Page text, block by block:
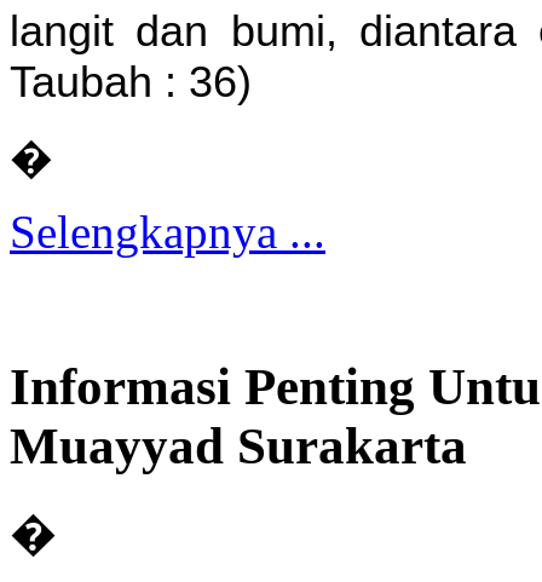
langit dan bumi,
Taubah : 36)
�
Selengkapnya ...
Informasi Penting
Muayyad Surakarta
�